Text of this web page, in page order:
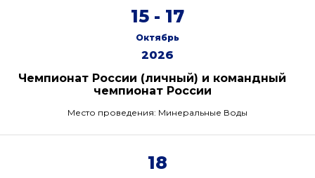
15 - 17
Октябрь
2026
Чемпионат России (личный) и командный
чемпионат России
Место проведения: Минеральные Воды
18